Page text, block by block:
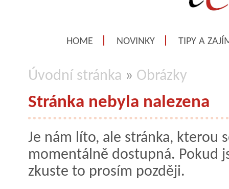
HOME NOVINKY TIPY A
Úvodní stránka » Obrázky
Stránka nebyla nalezena
Je nám líto, ale stránka, kterou
momentálně dostupná. Pokud
zkuste to prosím později.